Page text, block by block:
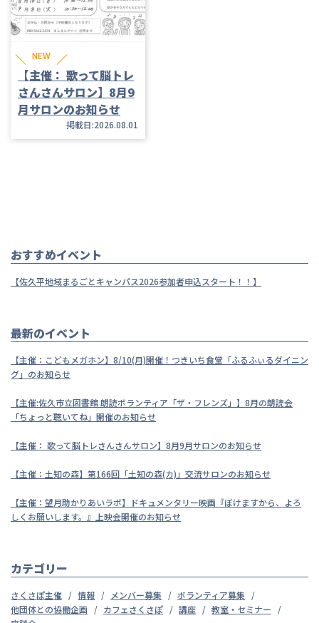
NEW
【主催： 歌って脳トレ
さんさんサロン】8月9
月サロンのお知らせ
掲載日:2026.08.01
おすすめイベント
【佐久平地域まるごとキャンパス2026参加者申込スタート！！】
最新のイベント
【主催：こどもメガホン】8/10(月)開催！つきいち食堂「ふるふぃるダイニン
グ」のお知らせ
【主催:佐久市立図書館 朗読ボランティア「ザ・フレンズ」】8月の朗読会
「ちょっと聴いてね」開催のお知らせ
【主催： 歌って脳トレさんさんサロン】8月9月サロンのお知らせ
【主催：土知の森】第166回「土知の森(カ)」交流サロンのお知らせ
【主催：望月助かりあいラボ】ドキュメンタリー映画『ぼけますから、よろ
しくお願いします。』上映会開催のお知らせ
カテゴリー
さくさぽ主催 情報 メンバー募集
ボランティア募集
他団体との協働企画
カフェさくさぽ 講座
教室・セミナー